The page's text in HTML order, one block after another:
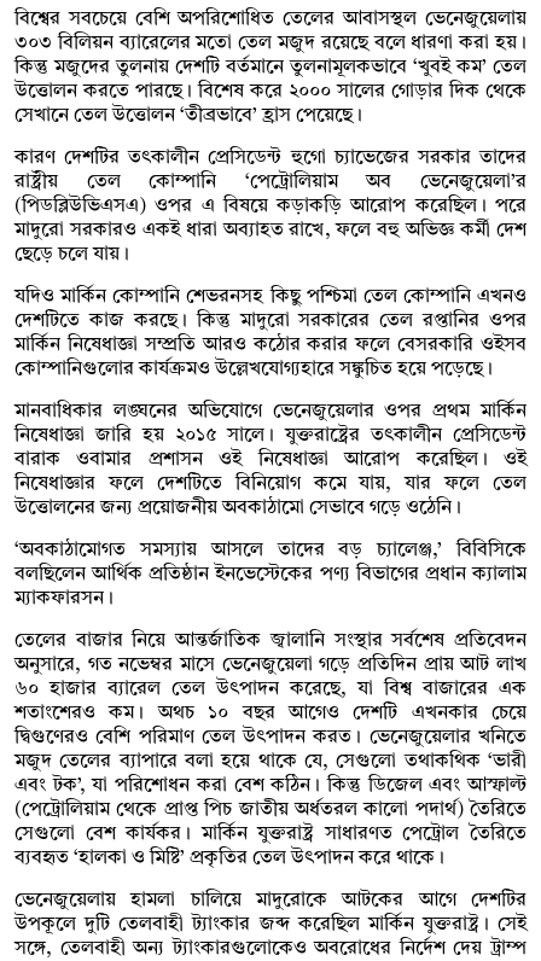
বিশ্বের সবচেয়ে বেশি অপরিশোধিত তেলের আবাসস্থল ভেনেজুয়েলায়
৩০৩ বিলিয়ন ব্যারেলের মতো তেল মজুদ রয়েছে বলে ধারণা করা হয়।
কিন্তু মজুদের তুলনায় দেশটি বর্তমানে তুলনামূলকভাবে ‘খুবই কম’ তেল
উত্তোলন করতে পারছে। বিশেষ করে ২০০০ সালের গোড়ার দিক থেকে
সেখানে তেল উত্তোলন ‘তীব্রভাবে’ হ্রাস পেয়েছে।
কারণ দেশটির তৎকালীন প্রেসিডেন্ট হুগো চ্যাভেজের সরকার তাদের
রাষ্ট্রীয় তেল কোম্পানি ‘পেট্রোলিয়াম অব ভেনেজুয়েলা’র
(পিডব্লিউভিএসএ) ওপর এ বিষয়ে কড়াকড়ি আরোপ করেছিল। পরে
মাদুরো সরকারও একই ধারা অব্যাহত রাখে, ফলে বহু অভিজ্ঞ কর্মী দেশ
ছেড়ে চলে যায়।
যদিও মার্কিন কোম্পানি শেভরনসহ কিছু পশ্চিমা তেল কোম্পানি এখনও
দেশটিতে কাজ করছে। কিন্তু মাদুরো সরকারের তেল রপ্তানির ওপর
মার্কিন নিষেধাজ্ঞা সম্প্রতি আরও কঠোর করার ফলে বেসরকারি ওইসব
কোম্পানিগুলোর কার্যক্রমও উল্লেখযোগ্যহারে সঙ্কুচিত হয়ে পড়েছে।
মানবাধিকার লঙ্ঘনের অভিযোগে ভেনেজুয়েলার ওপর প্রথম মার্কিন
নিষেধাজ্ঞা জারি হয় ২০১৫ সালে। যুক্তরাষ্ট্রের তৎকালীন প্রেসিডেন্ট
বারাক ওবামার প্রশাসন ওই নিষেধাজ্ঞা আরোপ করেছিল। ওই
নিষেধাজ্ঞার ফলে দেশটিতে বিনিয়োগ কমে যায়, যার ফলে তেল
উত্তোলনের জন্য প্রয়োজনীয় অবকাঠামো সেভাবে গড়ে ওঠেনি।
‘অবকাঠামোগত সমস্যায় আসলে তাদের বড় চ্যালেঞ্জ,’ বিবিসিকে
বলছিলেন আর্থিক প্রতিষ্ঠান ইনভেস্টেকের পণ্য বিভাগের প্রধান ক্যালাম
ম্যাকফারসন।
তেলের বাজার নিয়ে আন্তর্জাতিক জ্বালানি সংস্থার সর্বশেষ প্রতিবেদন
অনুসারে, গত নভেম্বর মাসে ভেনেজুয়েলা গড়ে প্রতিদিন প্রায় আট লাখ
৬০ হাজার ব্যারেল তেল উৎপাদন করেছে, যা বিশ্ব বাজারের এক
শতাংশেরও কম। অথচ ১০ বছর আগেও দেশটি এখনকার চেয়ে
দ্বিগুণেরও বেশি পরিমাণ তেল উৎপাদন করত। ভেনেজুয়েলার খনিতে
মজুদ তেলের ব্যাপারে বলা হয়ে থাকে যে, সেগুলো তথাকথিক ‘ভারী
এবং টক’, যা পরিশোধন করা বেশ কঠিন। কিন্তু ডিজেল এবং আস্ফাল্ট
(পেট্রোলিয়াম থেকে প্রাপ্ত পিচ জাতীয় অর্ধতরল কালো পদার্থ) তৈরিতে
সেগুলো বেশ কার্যকর। মার্কিন যুক্তরাষ্ট্র সাধারণত পেট্রোল তৈরিতে
ব্যবহৃত ‘হালকা ও মিষ্টি’ প্রকৃতির তেল উৎপাদন করে থাকে।
ভেনেজুয়েলায় হামলা চালিয়ে মাদুরোকে আটকের আগে দেশটির
উপকূলে দুটি তেলবাহী ট্যাংকার জব্দ করেছিল মার্কিন যুক্তরাষ্ট্র। সেই
সঙ্গে, তেলবাহী অন্য ট্যাংকারগুলোকেও অবরোধের নির্দেশ দেয় ট্রাম্প